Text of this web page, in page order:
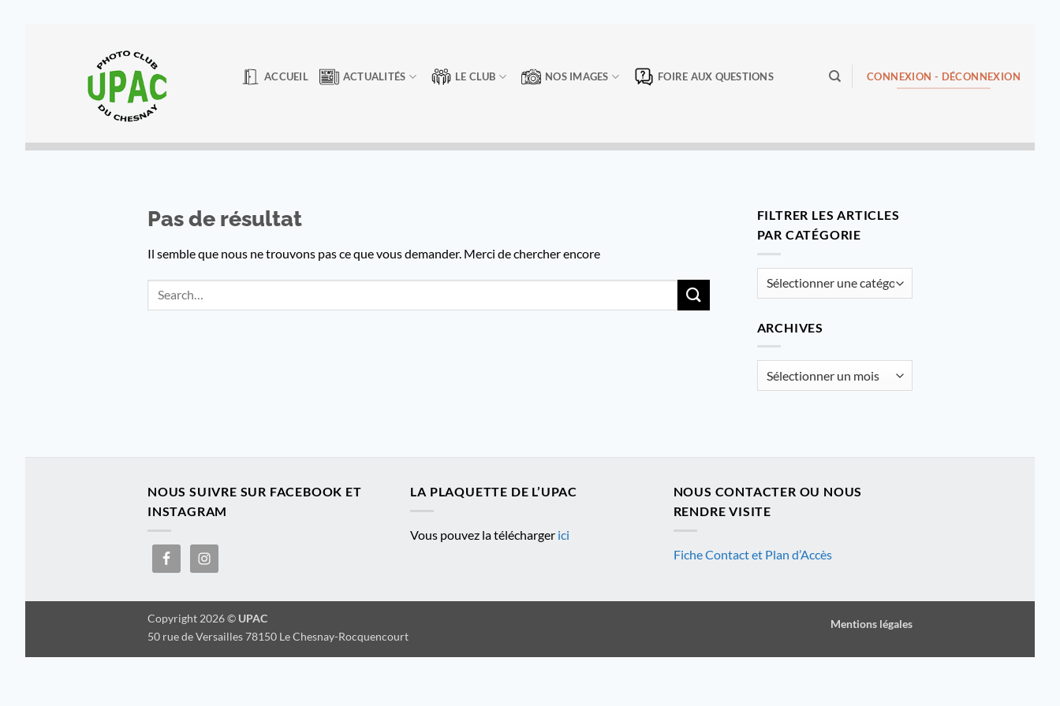
ACCUEIL ACTUALITÉS LE CLUB NOS IMAGES FOIRE AUX QUESTIONS CONNEXION - DÉCONNEXION
Pas de résultat
Il semble que nous ne trouvons pas ce que vous demander. Merci de chercher encore
FILTRER LES ARTICLES
PAR CATÉGORIE
Filtrer
les
par
catégorie
ARCHIVES
Archives
NOUS SUIVRE SUR FACEBOOK ET
INSTAGRAM
LA PLAQUETTE DE L’UPAC
Vous pouvez la télécharger ici
NOUS CONTACTER OU NOUS
RENDRE VISITE
Fiche Contact et Plan d’Accès
Mentions légales
Copyright 2026 © UPAC
50 rue de Versailles 78150 Le Chesnay-Rocquencourt